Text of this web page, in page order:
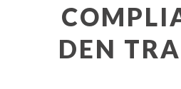
DEN